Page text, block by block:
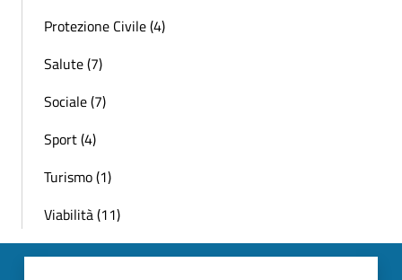
Protezione Civile (4)
Salute (7)
Sociale (7)
Sport (4)
Turismo (1)
Viabilità (11)